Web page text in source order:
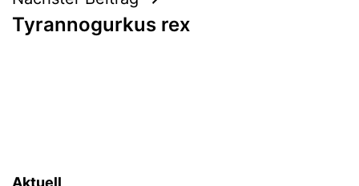
Tyrannogurkus rex